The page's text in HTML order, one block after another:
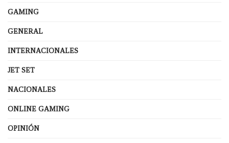
GAMING
GENERAL
INTERNACIONALES
JET SET
NACIONALES
ONLINE GAMING
OPINIÓN